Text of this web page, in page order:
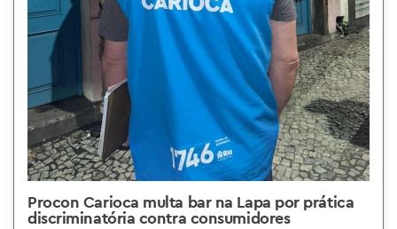
Procon Carioca multa bar na Lapa por prática
discriminatória contra consumidores